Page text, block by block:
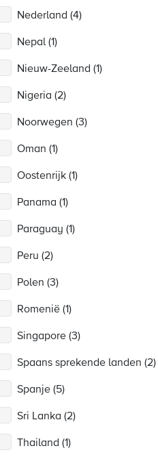
Nederland (4)
Nepal (1)
Nieuw-Zeeland (1)
Nigeria (2)
Noorwegen (3)
Oman (1)
Oostenrijk (1)
Panama (1)
Paraguay (1)
Peru (2)
Polen (3)
Romenië (1)
Singapore (3)
Spaans sprekende landen (2)
Spanje (5)
Sri Lanka (2)
Thailand (1)